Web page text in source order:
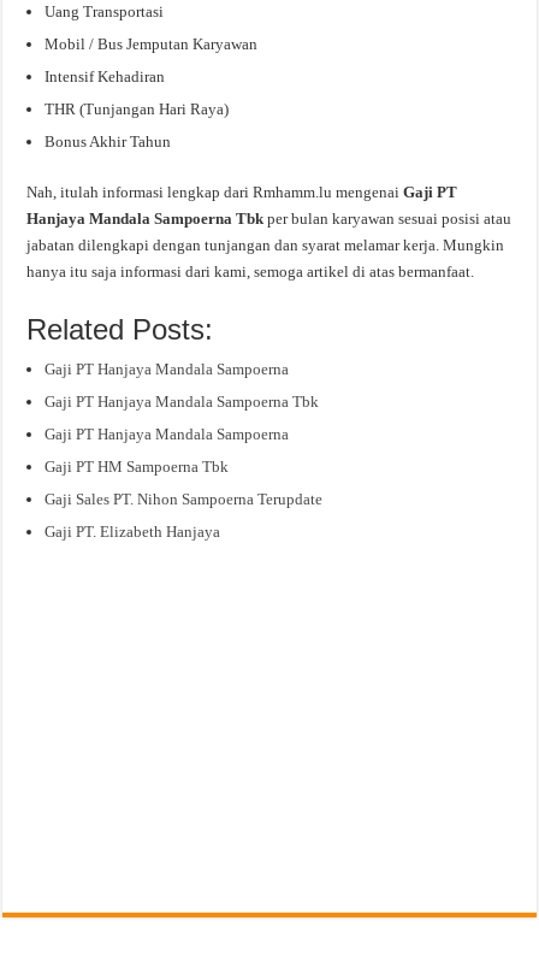
Uang Transportasi
Mobil / Bus Jemputan Karyawan
Intensif Kehadiran
THR (Tunjangan Hari Raya)
Bonus Akhir Tahun
Nah, itulah informasi lengkap dari Rmhamm.lu mengenaiGaji PT
Hanjaya Mandala Sampoerna Tbkper bulan karyawan sesuai posisi atau
jabatan dilengkapi dengan tunjangan dan syarat melamar kerja. Mungkin
hanya itu saja informasi dari kami, semoga artikel di atas bermanfaat.
Related Posts:
Gaji PT Hanjaya Mandala Sampoerna
Gaji PT Hanjaya Mandala Sampoerna Tbk
Gaji PT Hanjaya Mandala Sampoerna
Gaji PT HM Sampoerna Tbk
Gaji Sales PT. Nihon Sampoerna Terupdate
Gaji PT. Elizabeth Hanjaya